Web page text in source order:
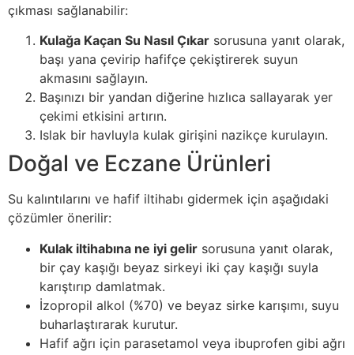
çıkması sağlanabilir:
Kulağa Kaçan Su Nasıl Çıkar sorusuna yanıt olarak,
başı yana çevirip hafifçe çekiştirerek suyun
akmasını sağlayın.
Başınızı bir yandan diğerine hızlıca sallayarak yer
çekimi etkisini artırın.
Islak bir havluyla kulak girişini nazikçe kurulayın.
Doğal ve Eczane Ürünleri
Su kalıntılarını ve hafif iltihabı gidermek için aşağıdaki
çözümler önerilir:
Kulak iltihabına ne iyi gelir sorusuna yanıt olarak,
bir çay kaşığı beyaz sirkeyi iki çay kaşığı suyla
karıştırıp damlatmak.
İzopropil alkol (%70) ve beyaz sirke karışımı, suyu
buharlaştırarak kurutur.
Hafif ağrı için parasetamol veya ibuprofen gibi ağrı